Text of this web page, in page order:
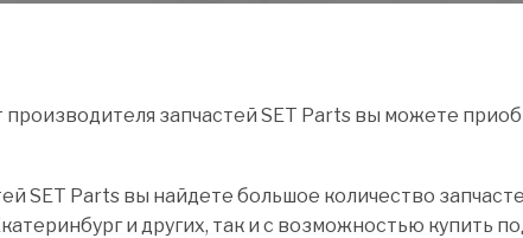
запчастей SET Parts вы можете
SET Parts вы найдете большое количество
и других, так и с возможностью купить